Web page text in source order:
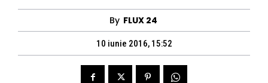
By FLUX 24
10 iunie 2016, 15:52